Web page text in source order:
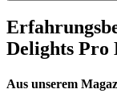
Delights Pro
Aus unserem